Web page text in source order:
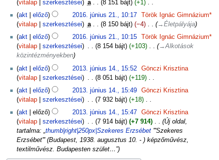
k
e
s
z
t
é
i
ö
s
s
e
f
r
k
e
s
z
t
é
i
ö
s
s
z
e
f
o
s
s
z
r
k
e
s
z
t
é
i
ö
s
s
z
n
c
s
s
z
e
k
e
s
z
t
é
s
i
ö
vitalap
szerkesztései a 8 151 bájt +1 ‎
N
n
c
s
s
z
e
k
e
s
z
t
é
s
akt előző 2016. június 21., 10:17
Török Ignác Gimnázium*
vitalap
szerkesztései a 8 150 bájt −4 ‎
→‎Életpályája
akt
előző 2016. június 21., 10:15
Török Ignác Gimnázium*
vitalap
szerkesztései 8 154 bájt +103 ‎
→‎Alkotások
közintézményekben
2013.
június
akt előző 2013. június 14., 15:52
Gönczi Krisztina
vitalap
szerkesztései 8 051 bájt +119 ‎
N
n
c
s
s
z
e
akt előző 2013. június 14., 15:49
Gönczi Krisztina
vitalap
szerkesztései 7 932 bájt +18 ‎
N
n
c
s
akt előző 2013. június 14., 15:47
Gönczi Krisztina
vitalap
szerkesztései 7 914 bájt +7 914 ‎
Új oldal,
tartalma: „thumb|right|250px|Szekeres Erzsébet '''Szekeres
Erzsébet''' (Budapest, 1938. augusztus 10. - ) képzőművész,
textilművész. Budapesten szület…”